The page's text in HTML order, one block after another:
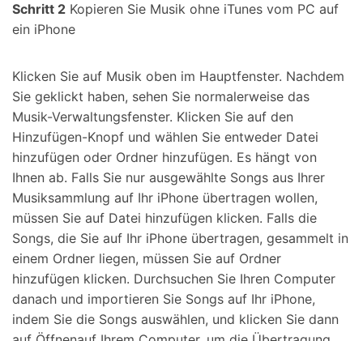
Schritt 2 Kopieren Sie Musik ohne iTunes vom PC auf
ein iPhone
Klicken Sie auf Musik oben im Hauptfenster. Nachdem
Sie geklickt haben, sehen Sie normalerweise das
Musik-Verwaltungsfenster. Klicken Sie auf den
Hinzufügen-Knopf und wählen Sie entweder Datei
hinzufügen oder Ordner hinzufügen. Es hängt von
Ihnen ab. Falls Sie nur ausgewählte Songs aus Ihrer
Musiksammlung auf Ihr iPhone übertragen wollen,
müssen Sie auf Datei hinzufügen klicken. Falls die
Songs, die Sie auf Ihr iPhone übertragen, gesammelt in
einem Ordner liegen, müssen Sie auf Ordner
hinzufügen klicken. Durchsuchen Sie Ihren Computer
danach und importieren Sie Songs auf Ihr iPhone,
indem Sie die Songs auswählen, und klicken Sie dann